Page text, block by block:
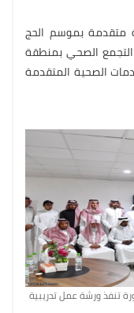
متقدمة بموسم الحج
لعام 1445هـ أجرى التجمع الصحي بمنطقة
من الخدمات الصحية المتقدمة
تنفذ ورشة عمل تدريبية